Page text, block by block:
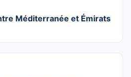
Méditerranée et Émirats